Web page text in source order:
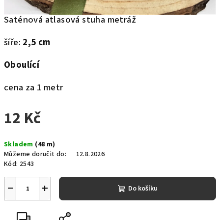
Saténová atlasová stuha metráž
šíře: 2,5 cm
Oboulící
cena za 1 metr
12 Kč
cena:
Skladem (48 m)
Můžeme doručit do:
12.8.2026
Kód: 2543
+
− Do košíku